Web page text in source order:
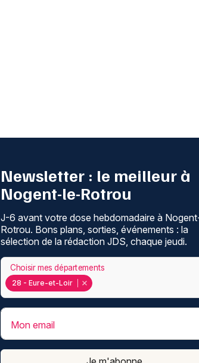
Newsletter : le meilleur à
Nogent-le-Rotrou
J-6 avant votre dose hebdomadaire à
Rotrou. Bons plans, sorties, événements : la
sélection de la rédaction JDS, chaque jeudi.
28 - Eure-et-Loir
Choisir mes départements
Mon email